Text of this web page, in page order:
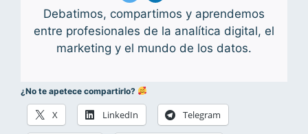
Debatimos, compartimos y aprendemos
entre profesionales de la analítica digital, el
marketing y el mundo de los datos.
¿No te apetece compartirlo?
X LinkedIn Telegram